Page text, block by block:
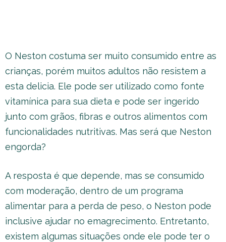
O Neston costuma ser muito consumido entre as
crianças, porém muitos adultos não resistem a
esta delicia. Ele pode ser utilizado como fonte
vitamínica para sua dieta e pode ser ingerido
junto com grãos, fibras e outros alimentos com
funcionalidades nutritivas. Mas será que Neston
engorda?
A resposta é que depende, mas se consumido
com moderação, dentro de um programa
alimentar para a perda de peso, o Neston pode
inclusive ajudar no emagrecimento. Entretanto,
existem algumas situações onde ele pode ter o